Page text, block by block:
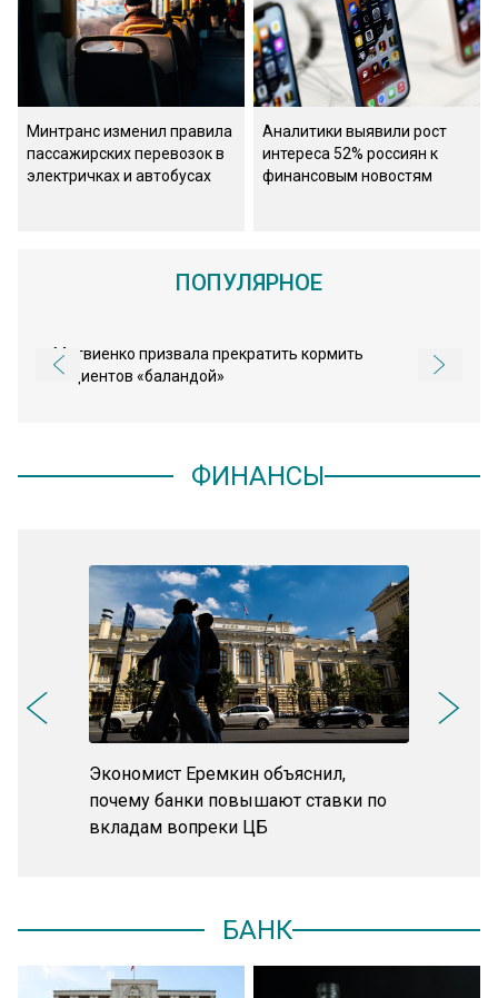
Минтранс изменил правила
пассажирских перевозок в
электричках и автобусах
Аналитики выявили рост
интереса 52% россиян к
финансовым новостям
ПОПУЛЯРНОЕ
Матвиенко призвала прекратить кормить
пациентов «баландой»
ФИНАНСЫ
Экономист Еремкин объяснил,
почему банки повышают ставки по
вкладам вопреки ЦБ
БАНК